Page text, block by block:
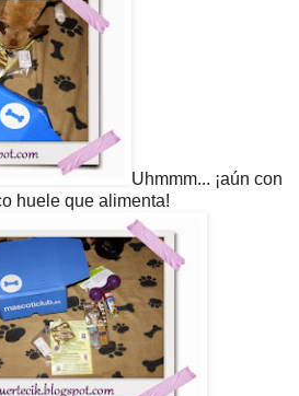
Uhmmm... ¡aún con
huele que alimenta!